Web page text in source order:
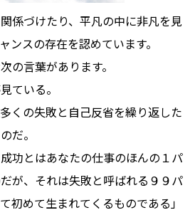
係づけたり、平凡の中に非凡を見
ンスの存在を認めています。
の言葉があります。
ている。
くの失敗と自己反省を繰り返した
だ。
功とはあなたの仕事のほんの１パ
が、それは失敗と呼ばれる９９パ
初めて生まれてくるものである」